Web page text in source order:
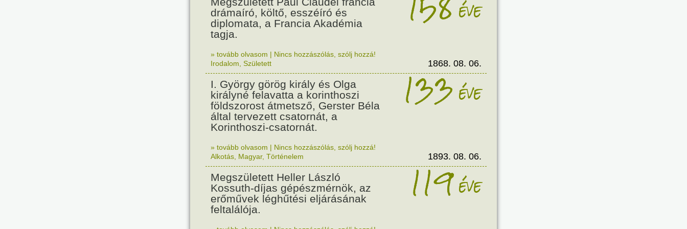
drámaíró, költő, esszéíró és
diplomata, a Francia Akadémia
tagja.
éve
» tovább olvasom | Nincs hozzászólás, szólj hozzá!
Irodalom Született 1868. 08. 06.
I. György görög király és Olga
királyné felavatta a korinthoszi
földszorost átmetsző, Gerster Béla
által tervezett csatornát, a
Korinthoszi-csatornát.
133éve
» tovább olvasom | Nincs hozzászólás, szólj hozzá!
Alkotás Magyar, Történelem 1893. 08. 06.
Megszületett Heller László
Kossuth-díjas gépészmérnök, az
erőművek léghűtési eljárásának
feltalálója.
119éve